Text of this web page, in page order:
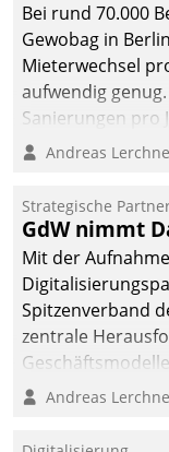
Bei rund 70.000
Gewobag in
Mieterwechsel
aufwendig
Sanierungen pro
Betreuungs- und
kommunale
gemeinsam mit
Teilprozess der
Andreas
Strategische
GdW nimmt
Mit der
Spitzenverband
zentrale
entwickeln.
Andreas